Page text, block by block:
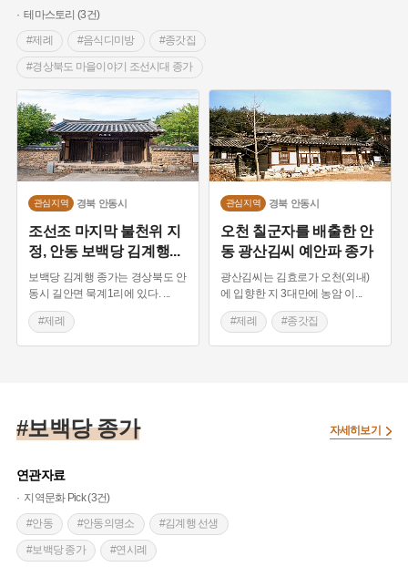
테마스토리 (3건)
#제례
#음식디미방 #종갓집
#경상북도 마을이야기 조선시대 종가
#경상북도 마을이야기 #조선시대 종가
관심지역 경북 안동시
조선조 마지막 불천위 지
정, 안동 보백당 김계행...
보백당 김계행 종가는 경상북도 안
동시 길안면 묵계1리에 있다. ...
#제례
#경상북도 마을이야기
대 종가
관심지역 경북 안동시
오천 칠군자를 배출한 안
동 광산김씨 예안파 종가
광산김씨는 김효로가 오천(외내)
에 입향한 지 3대만에 농암 이 ...
#제례 #종갓집
#경상북도 마을이야기 조선시
#보백당 종가
연관자료
지역문화 Pick (3건)
#안동
#안동의명소 #김계행 선생
#보백당 종가 #연시례
자세히보기